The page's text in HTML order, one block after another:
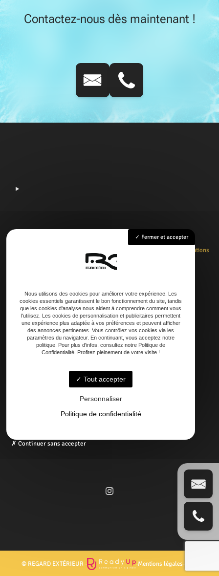
Contactez-nous dès maintenant !
Nos réalisations
Contact
Adresse
21 AVENUE DE LAOUADIE, 40600 Biscarrosse
Téléphone
06 14 73 31 86
Email
© REGARD EXTÉRIEUR - -Mentions légales-
Fermer et accepter
Nous utilisons des cookies pour améliorer votre expérience. Les
cookies essentiels garantissent le bon fonctionnement du site, tandis
que les cookies d'analyse nous aident à comprendre comment vous
l'utilisez. Les cookies de personnalisation et publicitaires permettent
une expérience plus adaptée à vos préférences et peuvent afficher
des annonces pertinentes. Vous contrôlez vos cookies via les
paramètres du navigateur. En continuant, vous acceptez notre
politique. Pour plus d'infos, consultez notre Politique de
Confidentialité. Profitez pleinement de votre visite !
Tout accepter
Personnaliser
Politique de confidentialité
Continuer sans accepter